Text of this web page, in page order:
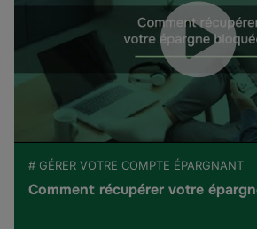
# GÉRER VOTRE COMPTE ÉPARGNANT
Comment récupérer votre